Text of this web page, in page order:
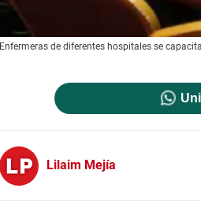
Enfermeras de diferentes hospitales se
Lilaim Mejía